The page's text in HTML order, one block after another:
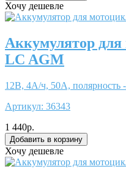
Хочу дешевле
Аккумулятор
LC AGM
12В, 4А/ч, 50А, полярность
Артикул: 36343
1 440р.
Хочу дешевле